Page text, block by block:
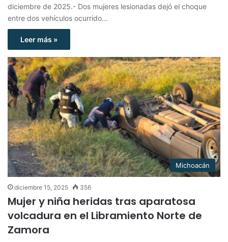
diciembre de 2025.- Dos mujeres lesionadas dejó el choque
entre dos vehículos ocurrido…
Leer más »
Michoacán
diciembre 15, 2025 356
Mujer y niña heridas tras aparatosa
volcadura en el Libramiento Norte de
Zamora